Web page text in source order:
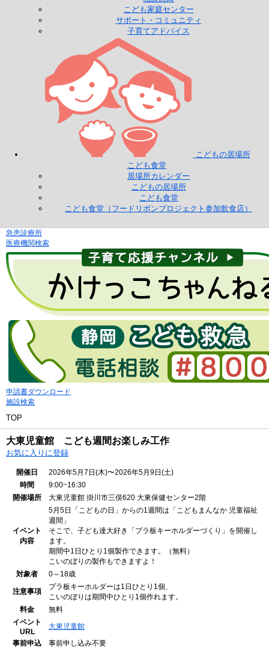
こども家庭センター
サポート・コミュニティ
子育てアドバイス
こどもの居場所
こども食堂
居場所カレンダー
こどもの居場所
こども食堂
こども食堂（フードリボンプロジェクト参加飲食店）
急患診療所
医療機関検索
申請書ダウンロード
施設検索
TOP
大東児童館 こども週間お楽しみ工作
お気に入りに登録
開催日
2026年5月7日(木)〜2026年5月9日(土)
時間
9:00~16:30
開催場所
大東児童館 掛川市三俣620 大東保健センター2階
イベント
内容
5月5日「こどもの日」からの1週間は「こどもまんなか 児童福祉
週間」
そこで、子ども達大好き「プラ板キーホルダーづくり」を開催し
ます。
期間中1日ひとり1個製作できます。（無料）
こいのぼりの製作もできますよ！
対象者
0～18歳
注意事項
プラ板キーホルダーは1日ひとり1個、
こいのぼりは期間中ひとり1個作れます。
料金
無料
イベント
URL
大東児童館
事前申込
事前申し込み不要